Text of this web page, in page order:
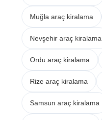
Muğla araç kiralama
Nevşehir araç kiralama
Ordu araç kiralama
Rize araç kiralama
Samsun araç kiralama